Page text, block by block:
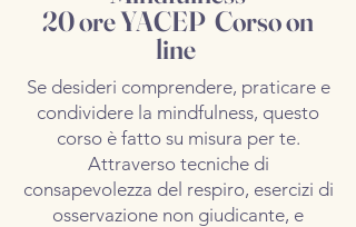
20 ore YACEP Corso on
line
Se desideri comprendere, praticare e
condividere la mindfulness, questo
corso è fatto su misura per te.
Attraverso tecniche di
consapevolezza del respiro, esercizi di
osservazione non giudicante, e